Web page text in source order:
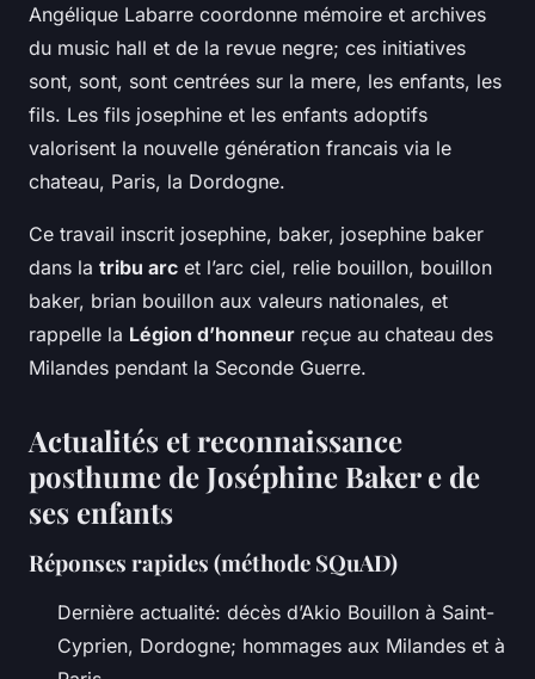
Angélique Labarre coordonne mémoire et archives
du music hall et de la revue negre; ces initiatives
sont, sont, sont centrées sur la mere, les enfants, les
fils. Les fils josephine et les enfants adoptifs
valorisent la nouvelle génération francais via le
chateau, Paris, la Dordogne.
Ce travail inscrit josephine, baker, josephine baker
dans la tribu arc et l’arc ciel, relie bouillon, bouillon
baker, brian bouillon aux valeurs nationales, et
rappelle la Légion d’honneur reçue au chateau des
Milandes pendant la Seconde Guerre.
Actualités et reconnaissance
posthume de Joséphine Baker e de
ses enfants
Réponses rapides (méthode SQuAD)
Dernière actualité: décès d’Akio Bouillon à Saint-
Cyprien, Dordogne; hommages aux Milandes et à